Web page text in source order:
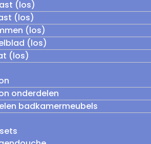
(los)
(los)
(los)
(los)
(los)
onderdelen
badkamermeubels